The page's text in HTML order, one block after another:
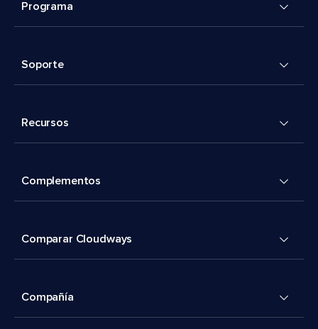
Programa
Soporte
Recursos
Complementos
Comparar Cloudways
Compañía